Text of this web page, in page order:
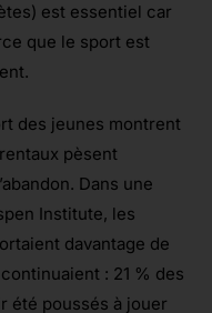
est essentiel car
que le sport est
des jeunes montrent
pèsent
Dans une
Institute, les
davantage de
: 21 % des
été poussés à jouer